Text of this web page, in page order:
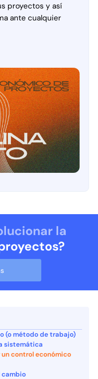
proyectos y así
ante cualquier
la
(o método de trabajo)
sistemática
control económico
cambio